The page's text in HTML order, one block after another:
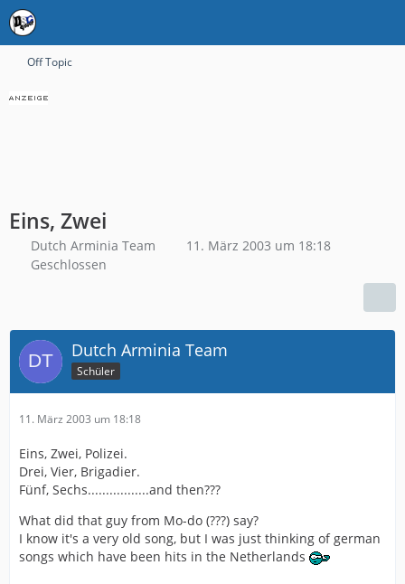
Off Topic
Eins, Zwei
Dutch Arminia Team
11. März 2003 um 18:18
Geschlossen
Dutch Arminia Team
Schüler
11. März 2003 um 18:18
Eins, Zwei, Polizei.
Drei, Vier, Brigadier.
Fünf, Sechs.................and then???
What did that guy from Mo-do (???) say?
I know it's a very old song, but I was just thinking of german
songs which have been hits in the Netherlands